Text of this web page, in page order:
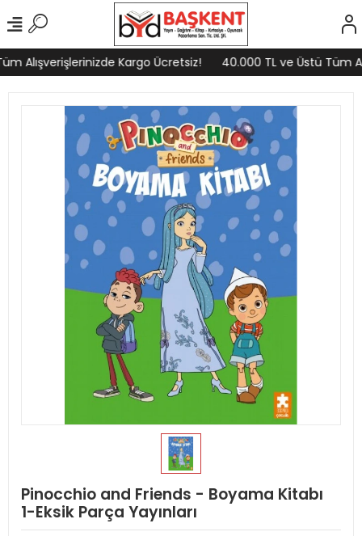
Alışverişlerinizde Kargo Ücretsiz! 40.000 TL ve Üstü Tüm
Pinocchio and Friends - Boyama Kitabı
1-Eksik Parça Yayınları